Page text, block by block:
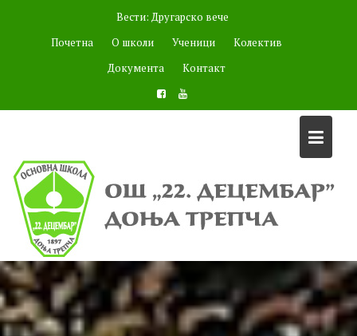
Вести:
Награђени радови на 42. Дечјем мајском ликовном салону
,,Мостови-споне између нас"
Ученици
Документа
Контакт